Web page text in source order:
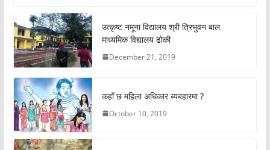
उत्कृष्ट नमूना विद्यालय श्री त्रिभुवन बाल
माध्यमिक विद्यालय ढोकी
December 21, 2019
कहाँ छ महिला अधिकार ब्यबहारमा ?
October 10, 2019